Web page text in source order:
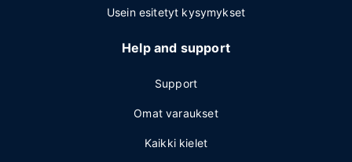
Usein esitetyt kysymykset
Help and support
Support
Omat varaukset
Kaikki kielet